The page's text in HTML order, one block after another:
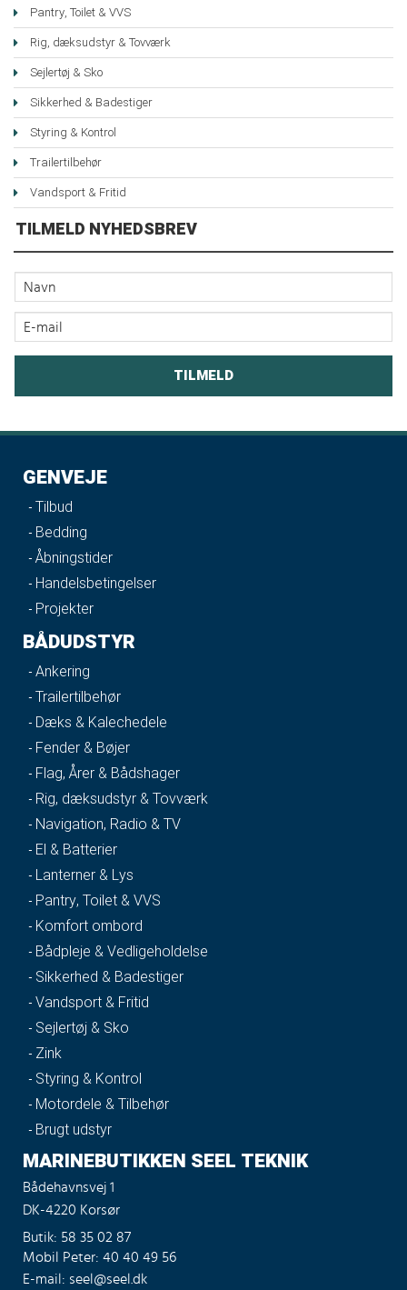
Pantry, Toilet & VVS
Rig, dæksudstyr & Tovværk
Sejlertøj & Sko
Sikkerhed & Badestiger
Styring & Kontrol
Trailertilbehør
Vandsport & Fritid
TILMELD NYHEDSBREV
GENVEJE
Tilbud
Bedding
Åbningstider
Handelsbetingelser
Projekter
BÅDUDSTYR
Ankering
Trailertilbehør
Dæks & Kalechedele
Fender & Bøjer
Flag, Årer & Bådshager
Rig, dæksudstyr & Tovværk
Navigation, Radio & TV
El & Batterier
Lanterner & Lys
Pantry, Toilet & VVS
Komfort ombord
Bådpleje & Vedligeholdelse
Sikkerhed & Badestiger
Vandsport & Fritid
Sejlertøj & Sko
Zink
Styring & Kontrol
Motordele & Tilbehør
Brugt udstyr
MARINEBUTIKKEN SEEL TEKNIK
Bådehavnsvej 1
DK-4220 Korsør
Butik: 58 35 02 87
Mobil Peter: 40 40 49 56
E-mail: seel@seel.dk